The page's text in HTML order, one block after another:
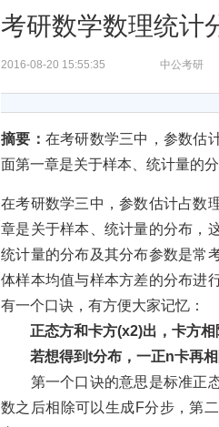
考研数学数理统计
2016-08-20 15:55:35 中公考研
摘要： 在考研数学三中，参数估
面第一章是关于样本、统计量的
在考研数学三中，参数估计占数
章是关于样本、统计量的分布，
统计量的分布及其分布参数是常
体样本均值与样本方差的分布进
有一个口诀，有方便大家记忆：
正态方和卡方(x2)出，卡方相
若想得到t分布，一正n卡再
第一个口诀的意思是标准正态
数之后相除可以生成F分步，第